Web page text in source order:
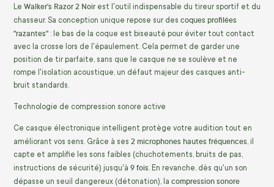
Le Walker's Razor 2 Noir est l'outil indispensable du tireur sportif et du
chasseur. Sa conception unique repose sur des coques profilées
"razantes" : le bas de la coque est biseauté pour éviter tout contact
avec la crosse lors de l'épaulement. Cela permet de garder une
position de tir parfaite, sans que le casque ne se soulève et ne
rompe l'isolation acoustique, un défaut majeur des casques anti-
bruit standards.
Technologie de compression sonore active
Ce casque électronique intelligent protège votre audition tout en
améliorant vos sens. Grâce à ses 2 microphones hautes fréquences , il
capte et amplifie les sons faibles (chuchotements, bruits de pas,
instructions de sécurité) jusqu'à 9 fois . En revanche, dès qu'un son
dépasse un seuil dangereux (détonation), la compression sonore